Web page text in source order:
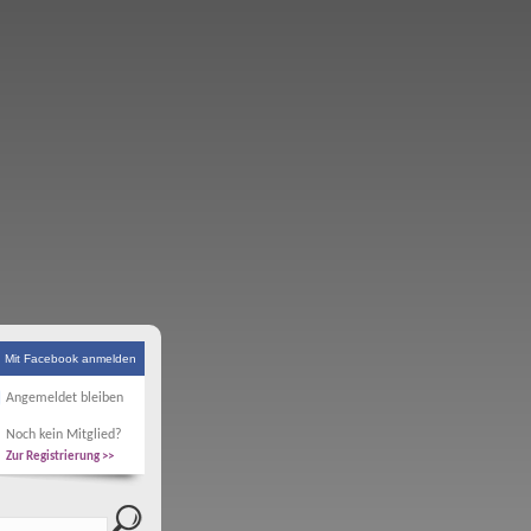
Mit Facebook anmelden
Angemeldet bleiben
Noch kein Mitglied?
Zur Registrierung >>